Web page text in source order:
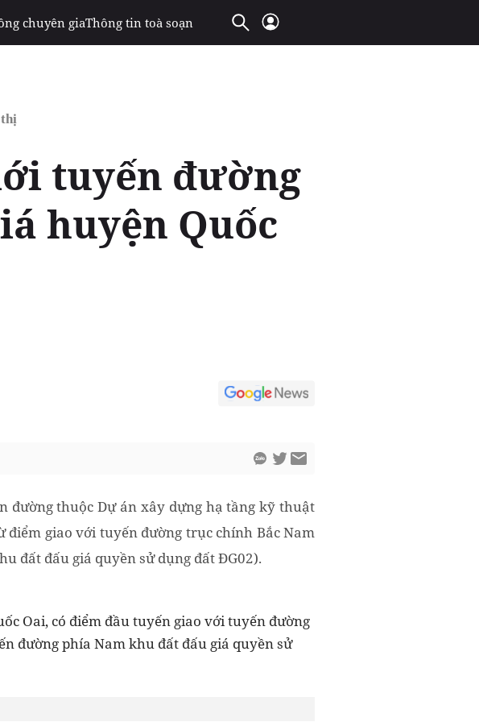
chuyên giaThông tin toà soạn
thị
tuyến đường
huyện Quốc
đường thuộc Dự án xây dựng hạ tầng kỹ thuật
điểm giao với tuyến đường trục chính Bắc Nam
đất đấu giá quyền sử dụng đất ĐG02).
Oai, có điểm đầu tuyến giao với tuyến đường
đường phía Nam khu đất đấu giá quyền sử